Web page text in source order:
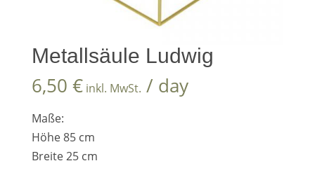
Metallsäule Ludwig
6,50 € inkl. MwSt. / day
Maße:
Höhe 85 cm
Breite 25 cm